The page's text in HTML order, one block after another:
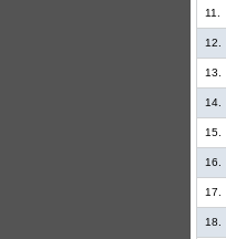
11.
12.
13.
14.
15.
16.
17.
18.